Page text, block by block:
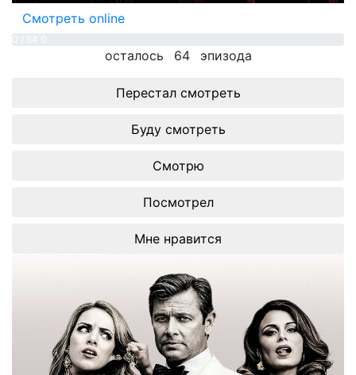
Смотреть online
осталось 64 эпизода
Перестал смотреть
Буду смотреть
Смотрю
Посмотрел
Мне нравится